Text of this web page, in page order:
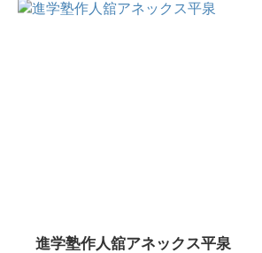
進学塾作人舘アネックス平泉